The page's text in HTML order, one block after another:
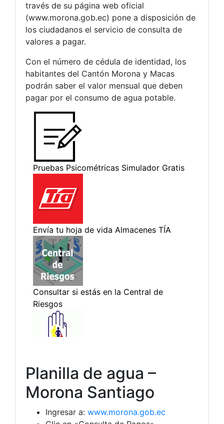
través de su página web oficial
(www.morona.gob.ec) pone a disposición de
los ciudadanos el servicio de consulta de
valores a pagar.
Con el número de cédula de identidad, los
habitantes del Cantón Morona y Macas
podrán saber el valor mensual que deben
pagar por el consumo de agua potable.
Planilla de agua –
Morona Santiago
Ingresar a: www.morona.gob.ec